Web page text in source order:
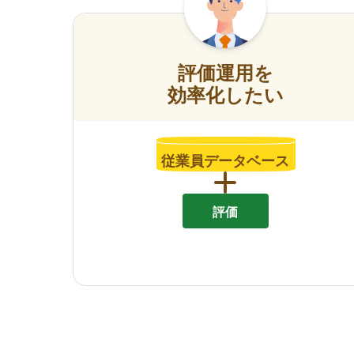
評価運用を
効率化したい
従業員データベース
評価